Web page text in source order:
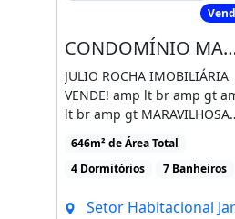
CONDOMÍNIO MANSÕES CALIFORNIA, JARDIM
JULIO ROCHA IMOBILIÁRIA
VENDE! amp lt br amp gt
lt br amp gt MARAVILHOSA
CASA NO CONDOMÍNIO
MANSÕES [...]
646m² de Área Total
4 Dormitórios
7 Banheiros
Setor Habitacional Jardim Botânico, Brasília - DF